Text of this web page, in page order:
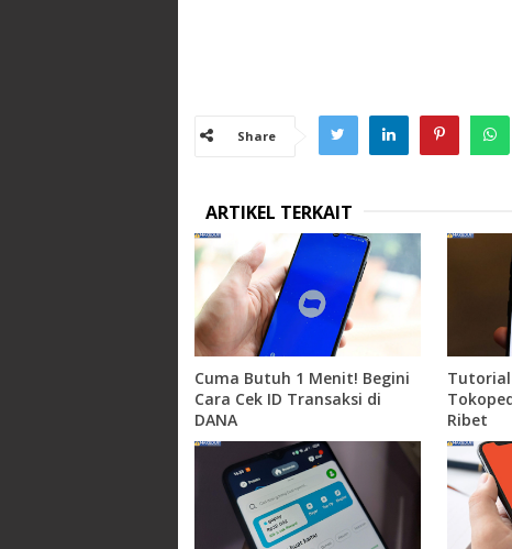
Share
ARTIKEL TERKAIT
Cuma Butuh 1 Menit! Begini
Cara Cek ID Transaksi di
DANA
Tutorial
Ribet